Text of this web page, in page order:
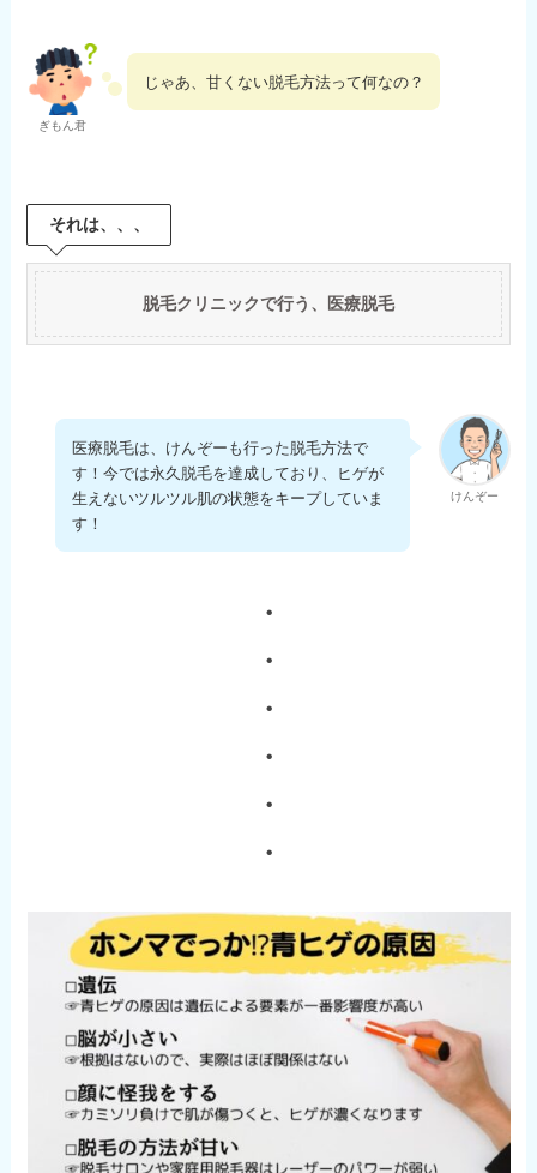
ぎもん君
じゃあ、甘くない脱毛方法って何なの？
それは、、、
脱毛クリニックで行う、医療脱毛
けんぞー
医療脱毛は、けんぞーも行った脱毛方法で
す！今では永久脱毛を達成しており、ヒゲが
生えないツルツル肌の状態をキープしていま
す！
・
・
・
・
・
・